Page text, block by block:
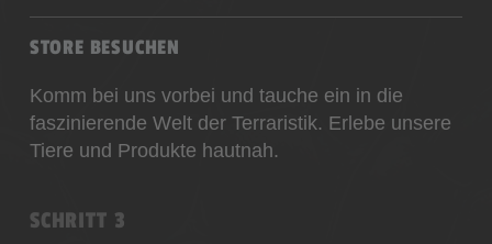
STORE BESUCHEN
Komm bei uns vorbei und tauche ein in die
faszinierende Welt der Terraristik. Erlebe unsere
Tiere und Produkte hautnah.
SCHRITT 3